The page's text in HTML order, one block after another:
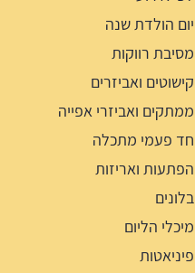
יום הולדת שנה
מסיבת רווקות
קישוטים ואביזרים
ממתקים ואביזרי אפייה
חד פעמי מתכלה
הפתעות ואריזות
בלונים
מיכלי הליום
פיניאטות